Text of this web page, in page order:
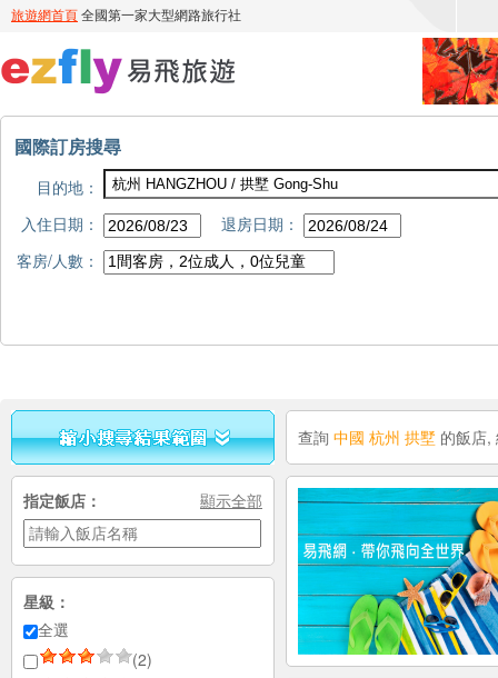
國際訂房搜尋
目的地：
入住日期：
退房日期：
客房/人數：
指定飯店： 顯示全部
星級：
全選
(2)
查詢 中國 杭州 拱墅 的飯店